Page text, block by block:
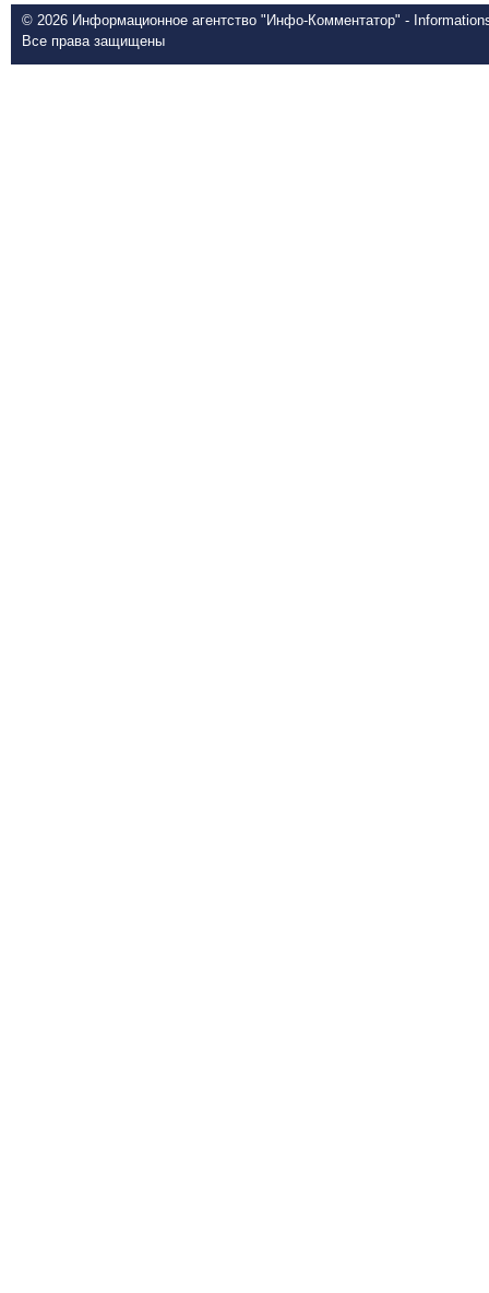
© 2026 Информационное агентство "Инфо-Комментатор" -
Все права защищены